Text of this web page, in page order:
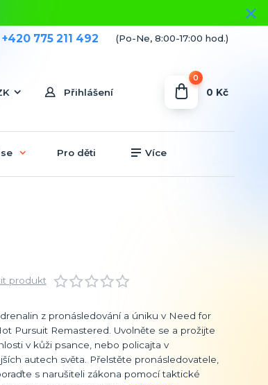
Přihlášení
+420 775 211 492 (Po-Ne, 8:00-17:00 hod.)
0
0 Kč
Pro děti Více
produkt
z pronásledování a úniku v Need for
Pursuit Remastered. Uvolněte se a prožijte
v kůži psance, nebo policajta v
autech světa. Přelstěte pronásledovatele,
s narušiteli zákona pomocí taktické